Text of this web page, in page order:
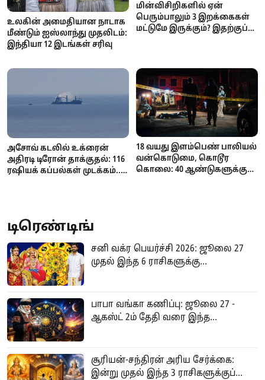
உலகின் அமைதியான நாடாக
மீண்டும் ஐஸ்லாந்து முதலிடம்:
இந்தியா 12 இடங்கள் சரிவு
மின்விசிறிகளில் ஏன்
பெரும்பாலும் 3 இறக்கைகள்
மட்டுமே இருக்கும்? இதற்குப்
அசோவ் கடலில் உக்ரைன்
அதிரடி டிரோன் தாக்குதல்: 116
ரஷியக் கப்பல்கள் முடக்கம்..
18 வயது இளம்பெண் பாலியல்
வன்கொடுமை, கொடூர
கொலை: 40 ஆண்டுகளுக்குப்
டிரெண்டிங்
சனி வக்ர பெயர்ச்சி 2026: ஜூலை 27
முதல் இந்த 6 ராசிகளுக்கு...
பாபா வங்கா கணிப்பு: ஜூலை 27 -
ஆகஸ்ட் 2ம் தேதி வரை இந்த...
சூரியன்-சந்திரன் அரிய சேர்க்கை:
இன்று முதல் இந்த 3 ராசிகளுக்குப்...